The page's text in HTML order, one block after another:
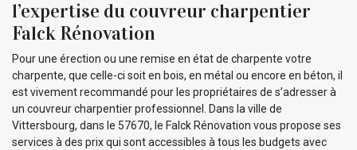
l’expertise du couvreur charpentier
Falck Rénovation
Pour une érection ou une remise en état de charpente votre
charpente, que celle-ci soit en bois, en métal ou encore en béton, il
est vivement recommandé pour les propriétaires de s’adresser à
un couvreur charpentier professionnel. Dans la ville de
Vittersbourg, dans le 57670, le Falck Rénovation vous propose ses
services à des prix qui sont accessibles à tous les budgets avec